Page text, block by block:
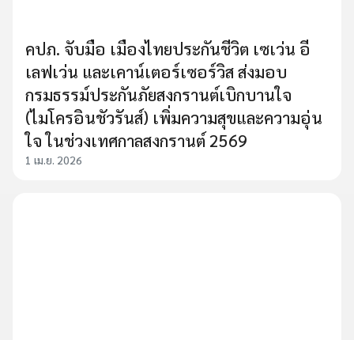
คปภ. จับมือ เมืองไทยประกันชีวิต เซเว่น อี
เลฟเว่น และเคาน์เตอร์เซอร์วิส ส่งมอบ
กรมธรรม์ประกันภัยสงกรานต์เบิกบานใจ
(ไมโครอินชัวรันส์) เพิ่มความสุขและความอุ่น
ใจ ในช่วงเทศกาลสงกรานต์ 2569
1 เม.ย. 2026